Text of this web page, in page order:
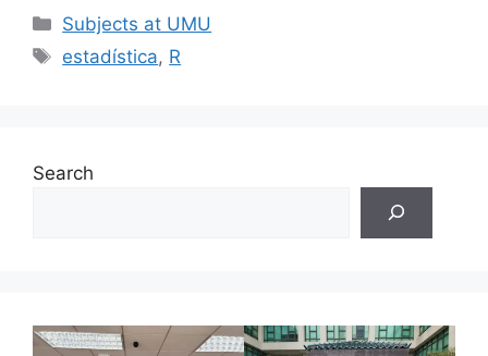
Categories
Subjects at UMU
Tags
estadística, R
Search